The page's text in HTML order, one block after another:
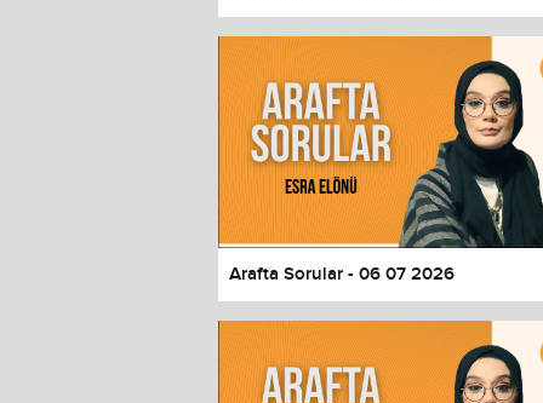
Window
Color
Transparency
Font Size
Text Edge Style
Font Family
Resetrestore all settings to the default
Close Modal Dialog
End of dialog window.
Arafta Sorular - 06 07 2026